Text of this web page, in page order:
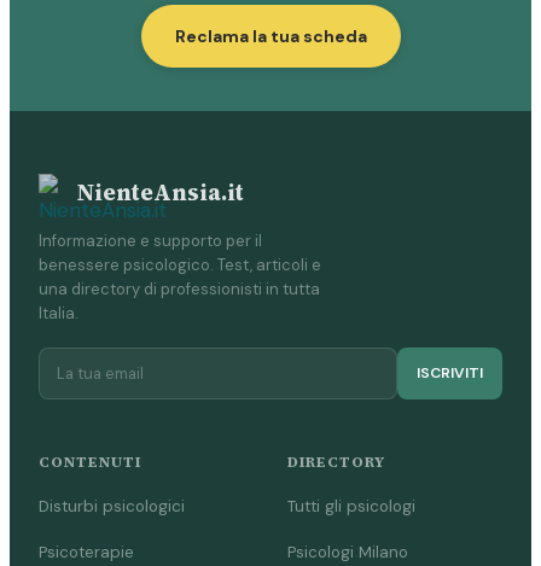
Reclama la tua scheda
NienteAnsia.it
Informazione e supporto per il
benessere psicologico. Test, articoli e
una directory di professionisti in tutta
Italia.
ISCRIVITI
CONTENUTI
Disturbi psicologici
Psicoterapie
DIRECTORY
Tutti gli psicologi
Psicologi Milano